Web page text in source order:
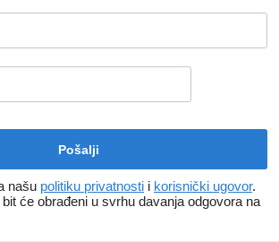
našu politiku privatnosti i korisnički ugovor.
će obrađeni u svrhu davanja odgovora na